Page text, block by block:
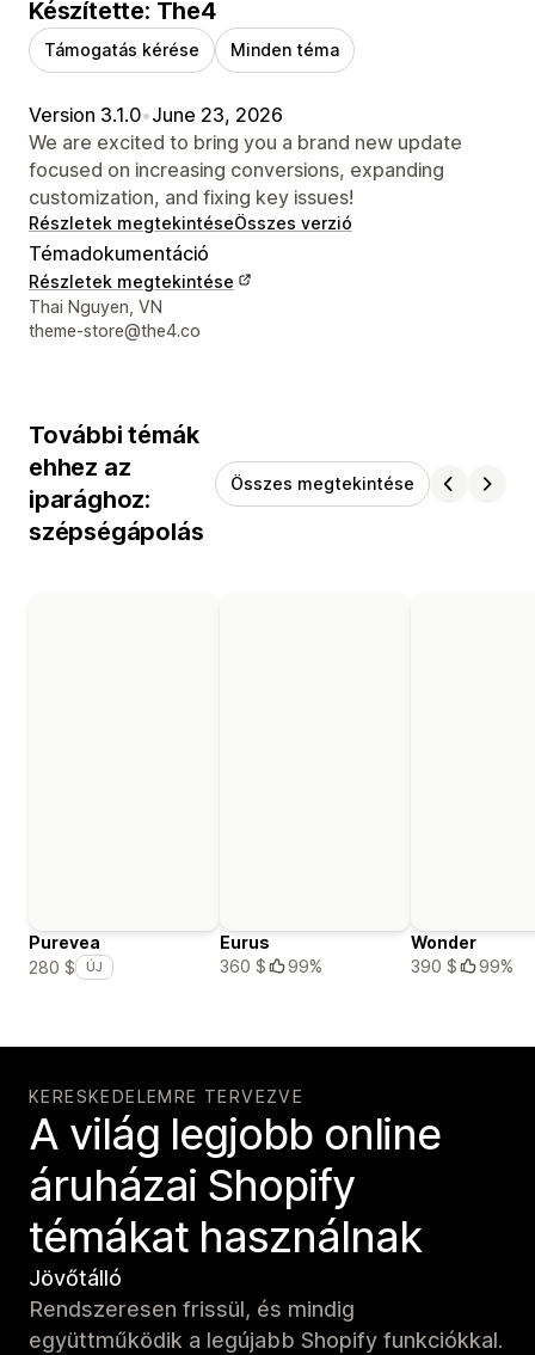
Készítette: The4
Támogatás kérése Minden téma
Version 3.1.0•June 23, 2026
We are excited to bring you a brand new update
focused on increasing conversions, expanding
customization, and fixing key issues!
Részletek megtekintéseÖsszes verzió
Témadokumentáció
Részletek megtekintése
Dizájner kapcsolattartási adatai
Thai Nguyen, VN
theme-store@the4.co
További témák
ehhez az
iparághoz:
szépségápolás
Összes megtekintése
Purevea
280 $
ÚJ
Eurus
360 $
99%
Wonder
390 $
99%
KERESKEDELEMRE TERVEZVE
A világ legjobb online
áruházai Shopify
témákat használnak
Jövőtálló
Rendszeresen frissül, és mindig
együttműködik a legújabb Shopify funkciókkal.